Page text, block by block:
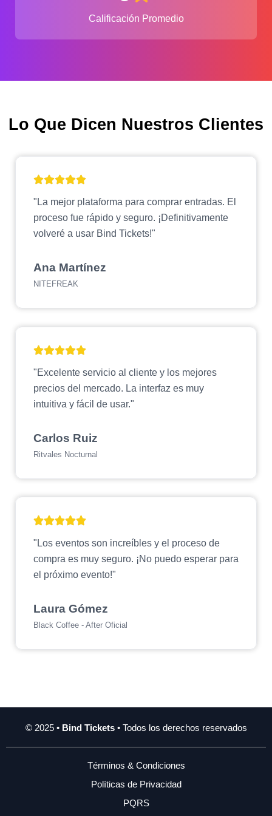
Calificación Promedio
Lo Que Dicen Nuestros Clientes
"La mejor plataforma para comprar entradas. El
proceso fue rápido y seguro. ¡Definitivamente
volveré a usar Bind Tickets!"
Ana Martínez
NITEFREAK
"Excelente servicio al cliente y los mejores
precios del mercado. La interfaz es muy
intuitiva y fácil de usar."
Carlos Ruiz
Ritvales Nocturnal
"Los eventos son increíbles y el proceso de
compra es muy seguro. ¡No puedo esperar para
el próximo evento!"
Laura Gómez
Black Coffee - After Oficial
© 2025 • Bind Tickets• Todos los derechos reservados
Términos & Condiciones
Políticas de Privacidad
PQRS